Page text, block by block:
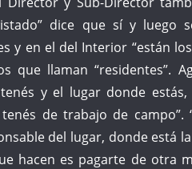
dice que sí y luego
y en el del Interior “están
que llaman “residentes”.
y el lugar donde
de trabajo de campo”.
del lugar, donde está
hacen es pagarte de otra